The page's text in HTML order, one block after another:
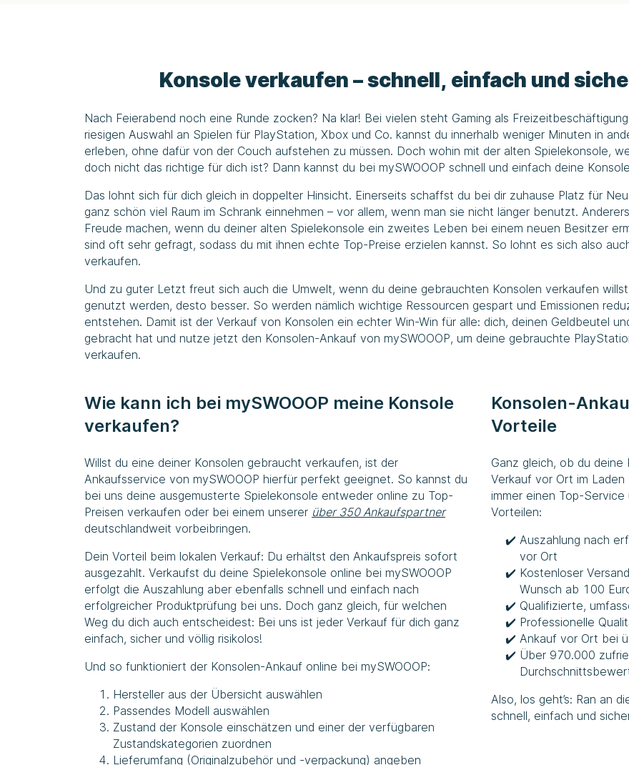
Konsole verkaufen – schnell, einfach und
Nach Feierabend noch eine Runde zocken? Na klar! Bei vielen steht Gaming als
riesigen Auswahl an Spielen für PlayStation, Xbox und Co. kannst du innerhalb weniger Minuten in
erleben, ohne dafür von der Couch aufstehen zu müssen. Doch wohin mit der alten Spielekonsole,
doch nicht das richtige für dich ist? Dann kannst du bei mySWOOOP schnell und einfach deine
Das lohnt sich für dich gleich in doppelter Hinsicht. Einerseits schaffst du bei dir zuhause Platz für
ganz schön viel Raum im Schrank einnehmen – vor allem, wenn man sie nicht länger benutzt.
Freude machen, wenn du deiner alten Spielekonsole ein zweites Leben bei einem neuen Besitzer
sind oft sehr gefragt, sodass du mit ihnen echte Top-Preise erzielen kannst. So lohnt es sich also
verkaufen.
Und zu guter Letzt freut sich auch die Umwelt, wenn du deine gebrauchten Konsolen verkaufen
genutzt werden, desto besser. So werden nämlich wichtige Ressourcen gespart und Emissionen
entstehen. Damit ist der Verkauf von Konsolen ein echter Win-Win für alle: dich, deinen Geldbeutel
gebracht hat und nutze jetzt den Konsolen-Ankauf von mySWOOOP, um deine gebrauchte
verkaufen.
Wie kann ich bei mySWOOOP meine Konsole
verkaufen?
Willst du eine deiner Konsolen gebraucht verkaufen, ist der
Ankaufsservice von mySWOOOP hierfür perfekt geeignet. So kannst du
bei uns deine ausgemusterte Spielekonsole entweder online zu Top-
Preisen verkaufen oder bei einem unserer über 350 Ankaufspartner
deutschlandweit vorbeibringen.
Dein Vorteil beim lokalen Verkauf: Du erhältst den Ankaufspreis sofort
ausgezahlt. Verkaufst du deine Spielekonsole online bei mySWOOOP
erfolgt die Auszahlung aber ebenfalls schnell und einfach nach
erfolgreicher Produktprüfung bei uns. Doch ganz gleich, für welchen
Weg du dich auch entscheidest: Bei uns ist jeder Verkauf für dich ganz
einfach, sicher und völlig risikolos!
Und so funktioniert der Konsolen-Ankauf online bei mySWOOOP:
Hersteller aus der Übersicht auswählen
Passendes Modell auswählen
Zustand der Konsole einschätzen und einer der verfügbaren
Zustandskategorien zuordnen
Lieferumfang (Originalzubehör und -verpackung) angeben
Konsolen-
Vorteile
Ganz gleich, ob du
Verkauf vor Ort im
immer einen Top-
Vorteilen:
Auszahlung nach
vor Ort
Kostenloser
Wunsch ab 100
Qualifizierte,
Professionelle
Ankauf vor Ort bei
Über 970.000
Also, los geht’s: Ran an
schnell, einfach und